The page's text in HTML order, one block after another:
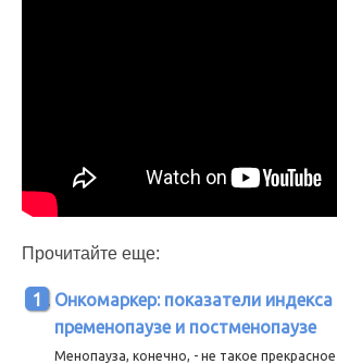
Прочитайте еще:
Онкомаркер: показатели
пременопаузе и постменопаузе
Менопауза, конечно, - не такое